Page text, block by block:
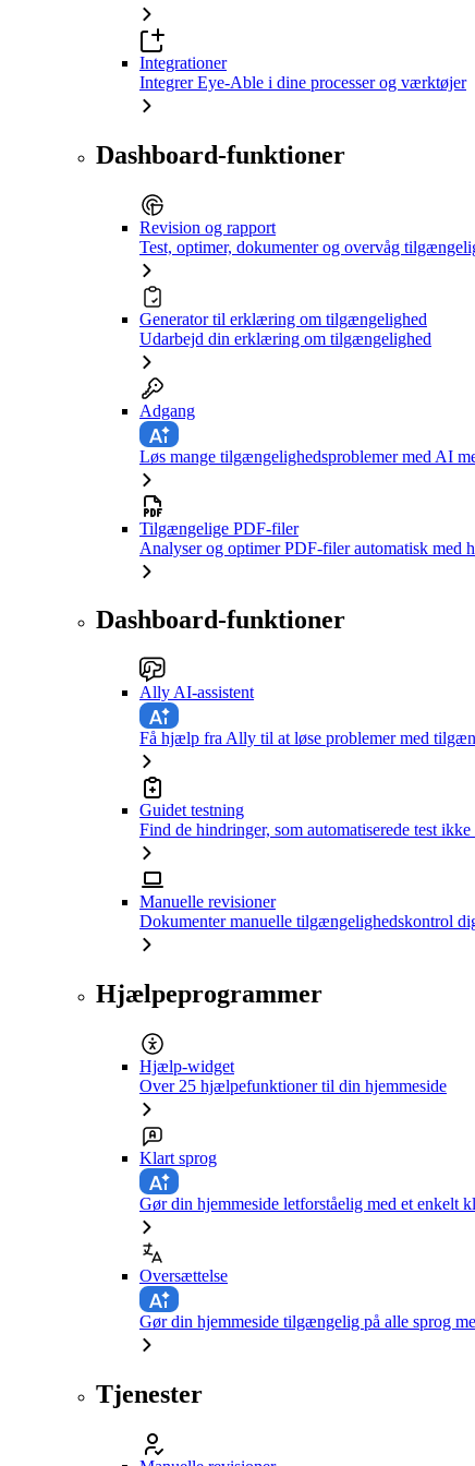
Integrationer
Integrer Eye-Able i dine processer og værktøjer
Dashboard-funktioner
Revision og rapport
Test, optimer, dokumenter og overvåg
Generator til erklæring om tilgængelighed
Udarbejd din erklæring om tilgængelighed
Adgang
Løs mange tilgængelighedsproblemer med AI
Tilgængelige PDF-filer
Analyser og optimer PDF-filer automatisk med
Dashboard-funktioner
Ally AI-assistent
Få hjælp fra Ally til at løse problemer med
Guidet testning
Find de hindringer, som automatiserede test
Manuelle revisioner
Dokumenter manuelle tilgængelighedskontrol
Hjælpeprogrammer
Hjælp-widget
Over 25 hjælpefunktioner til din hjemmeside
Klart sprog
Gør din hjemmeside letforståelig med et enkelt
Oversættelse
Gør din hjemmeside tilgængelig på alle sprog
Tjenester